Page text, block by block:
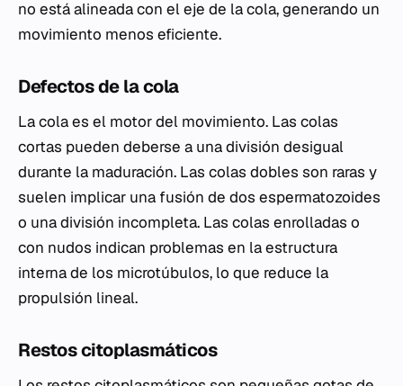
no está alineada con el eje de la cola, generando un
movimiento menos eficiente.
Defectos de la cola
La cola es el motor del movimiento. Las colas
cortas pueden deberse a una división desigual
durante la maduración. Las colas dobles son raras y
suelen implicar una fusión de dos espermatozoides
o una división incompleta. Las colas enrolladas o
con nudos indican problemas en la estructura
interna de los microtúbulos, lo que reduce la
propulsión lineal.
Restos citoplasmáticos